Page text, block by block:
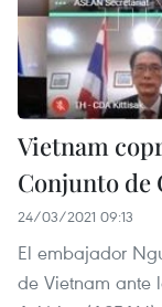
Vietnam
Conjunto de
24/03/2021 09:13
El embajador
de Vietnam ante